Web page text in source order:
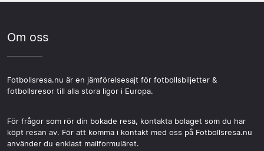
Om oss
Fotbollsresa.nu är en jämförelsesajt för fotbollsbiljetter &
fotbollsresor till alla stora ligor i Europa.
För frågor som rör din bokade resa, kontakta bolaget som du har
köpt resan av. För att komma i kontakt med oss på Fotbollsresa.nu
använder du enklast mailformuläret.